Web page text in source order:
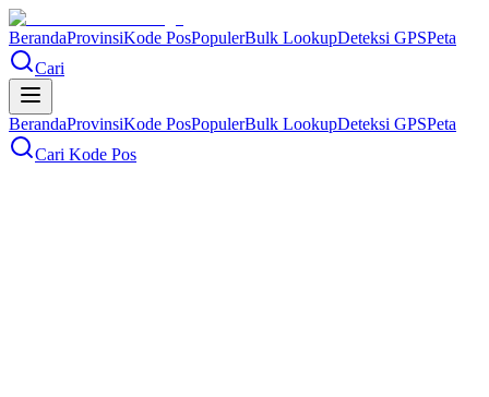
BerandaProvinsiKode PosPopulerBulk LookupDeteksi GPSPeta
Cari
BerandaProvinsiKode PosPopulerBulk LookupDeteksi GPSPeta
Cari Kode Pos